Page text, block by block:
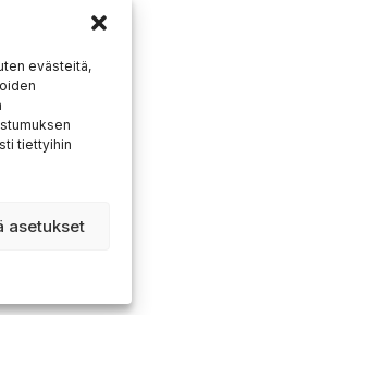
evästeitä,
tiettyihin
asetukset